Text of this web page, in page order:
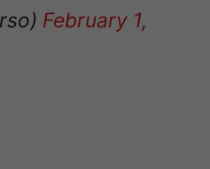
February 1,